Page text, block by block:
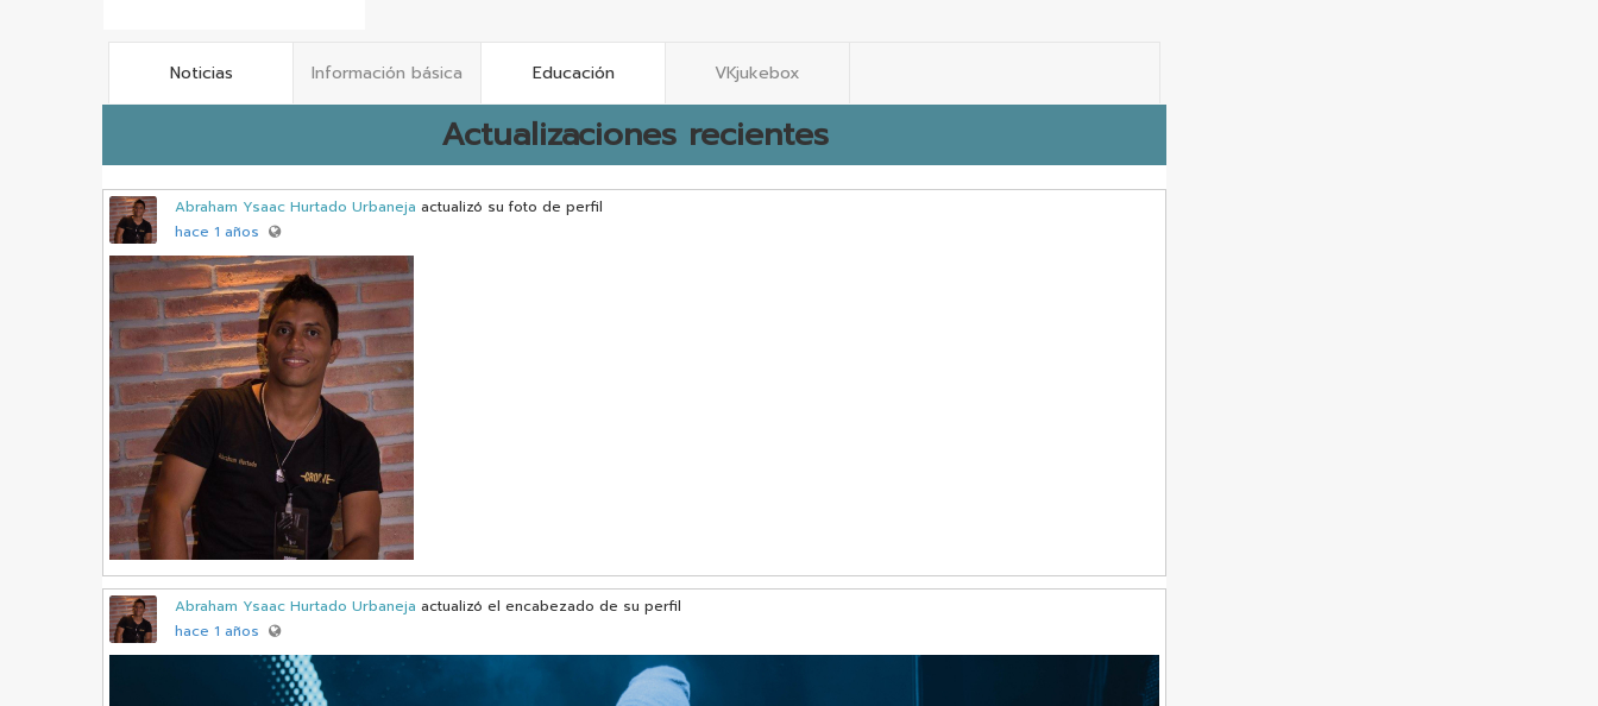
Noticias Información básica Educación VKjukebox
Actualizaciones recientes
Abraham Ysaac Hurtado Urbaneja actualizó su foto de perfil
hace 1 años
Abraham Ysaac Hurtado Urbaneja actualizó el encabezado de su perfil
hace 1 años